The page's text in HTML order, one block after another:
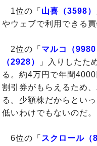
1位の「 山喜（3598）
やウェブで利用できる買
2位の「 マルコ（9980
（2928）
」入りしたた
る。約4万円で年間
割引券がもらえるため
る。少額株だからとい
低いわけでもないのだ。
6位の「 スクロール（